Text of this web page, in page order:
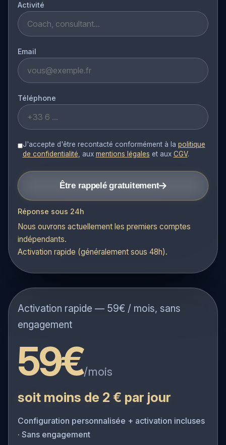
Activité
Email
Téléphone
de confidentialité, auxmentions légaleset auxCGV.
Être rappelé gratuitement
Réponse sous 24h
Nous ouvrons actuellement les premiers comptes
indépendants.
Activation rapide (généralement sous 48h).
Activation rapide — 59€ / mois, sans
59€
soit moins de 2 € par jour
Configuration personnalisée + activation incluses